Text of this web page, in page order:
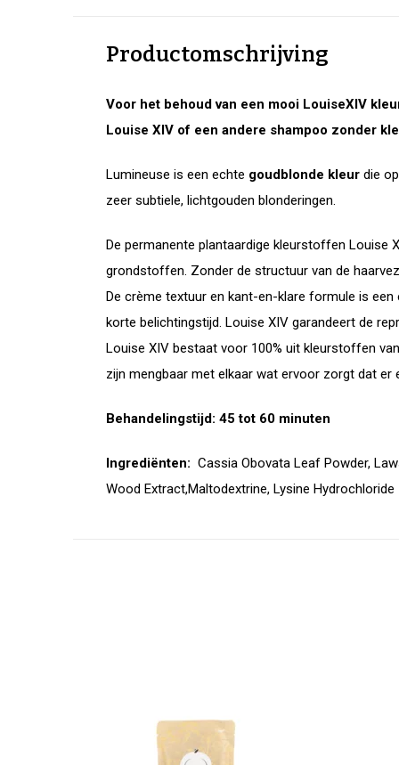
Productomschrijving
Voor het behoud van een mooi LouiseXIV
Louise XIV of een andere shampoo zonder
Lumineuse is een echte goudblonde kleur die
zeer subtiele, lichtgouden blonderingen.
De permanente plantaardige kleurstoffen Louise
grondstoffen. Zonder de structuur van de
De crème textuur en kant-en-klare formule is
korte belichtingstijd. Louise XIV garandeert de
Louise XIV bestaat voor 100% uit kleurstoffen
zijn mengbaar met elkaar wat ervoor zorgt dat er
Behandelingstijd: 45 tot 60 minuten
Ingrediënten: Cassia Obovata Leaf Powder,
Wood Extract,Maltodextrine, Lysine Hydrochloride